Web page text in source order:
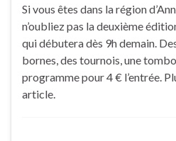
Si vous êtes dans la région
n’oubliez pas la deuxième
qui débutera dès 9h demain.
bornes, des tournois, une
programme pour 4 € l’entrée.
article.